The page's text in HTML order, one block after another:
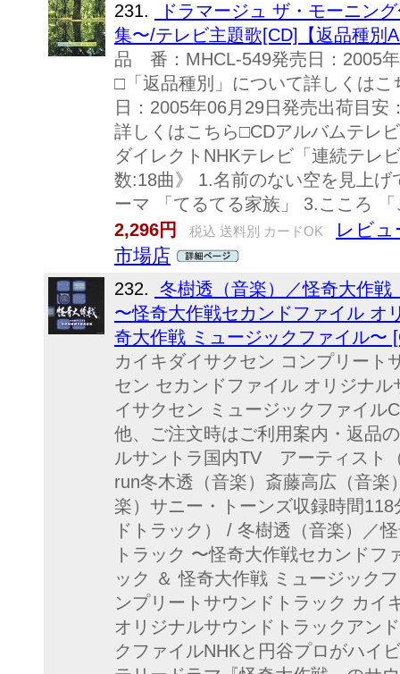
231.
ドラマージュ ザ・モーニン
集〜/テレビ主題歌[CD]【返品種別
品 番：MHCL-549発売日：2005
□「返品種別」について詳しくは
日：2005年06月29日発売出荷目
詳しくはこちら□CDアルバムテレ
ダイレクトNHKテレビ「連続テレ
数:18曲》 1.名前のない空を見上
ーマ 「てるてる家族」 3.こころ
2,296円
税込 送料別 カードOK
レビュ
市場店
232.
冬樹透（音楽）／怪奇大作
〜怪奇大作戦セカンドファイル オ
奇大作戦 ミュージックファイル〜
カイキダイサクセン コンプリート
セン セカンドファイル オリジナ
イサクセン ミュージックファイル
他、ご注文時はご利用案内・返品
ルサントラ国内TV アーティスト
run冬木透（音楽）斎藤高広（音
楽）サニー・トーンズ収録時間
ドトラック） / 冬樹透（音楽）／
トラック 〜怪奇大作戦セカンド
ック ＆ 怪奇大作戦 ミュージック
ンプリートサウンドトラック カイ
オリジナルサウンドトラックアン
クファイルNHKと円谷プロがハイ